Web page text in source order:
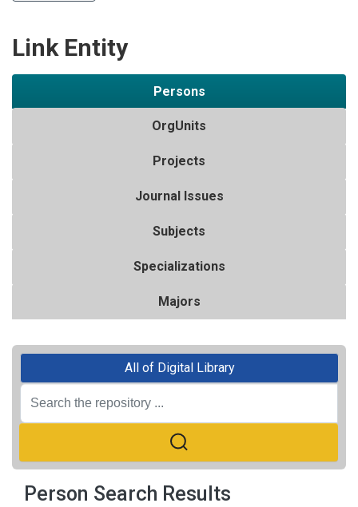
Link Entity
Persons
OrgUnits
Projects
Journal Issues
Subjects
Specializations
Majors
All of Digital Library
Person Search Results